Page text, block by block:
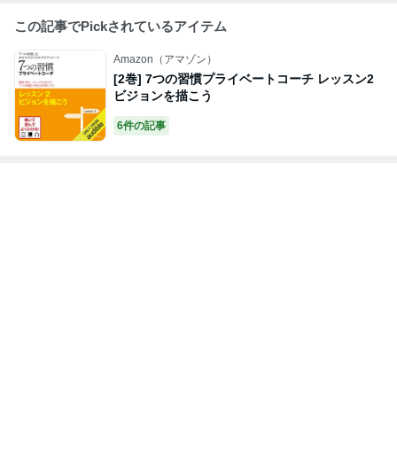
この記事でPickされているアイテム
Amazon（アマゾン）
[2巻] 7つの習慣プライベートコーチ レッスン2
ビジョンを描こう
6件の記事